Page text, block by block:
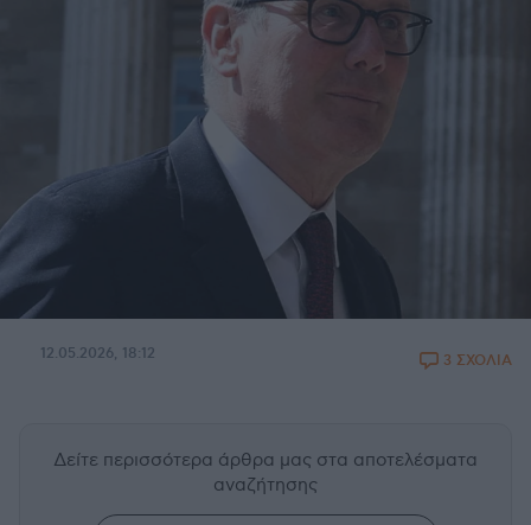
12.05.2026, 18:12 3 ΣΧΟΛΙΑ
Δείτε περισσότερα άρθρα μας στα αποτελέσματα
αναζήτησης